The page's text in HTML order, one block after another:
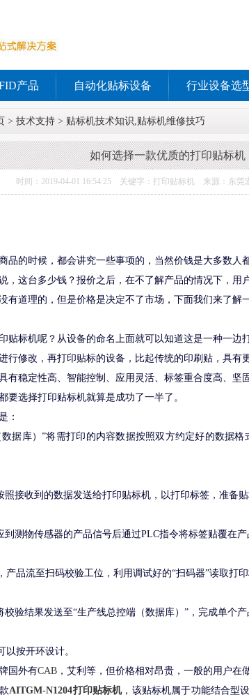
产品 自动化贴标设备 行业设备选
> 技术支持 > 贴标机技术知识,贴标机维修技巧
如何选择一款优质的打印贴标机
时间：2019-04-01 16:54:25 关键字：打印贴标机 来源：东莞
品的时候，都会讲究一些事项的，当然价钱是大多数人
，这台多少钱？报价之后，在不了解产品的情况下，用
有道理的，但是价格是决定不了市场，下面我们来了解
贴标机呢？从设备的命名上面就可以知道这是一种一边
行修改，再打印贴标的设备，比起传统的印刷贴，具有
有稳定性高、智能控制、应用灵活、标签重合度高、坚
要选择打印贴标机就算是成功了一半了。
：
数据库）”将需打印的内容数据按照双方约定好的数据
照接收到的数据发送给打印贴标机，以打印标签，准备
到测物传感器的产品信号后通过PLC指令将标签贴覆在
产品流至扫码校验工位，利用调试好的“扫码器”读取打
校验结果发送至“生产线总控端（数据库）”，完成单个
以按开环设计。
国外有CAB ，艾利等，但价格相对昂贵，一般的用户
AITGM-N1204打印贴标机，该贴标机属于功能结合型